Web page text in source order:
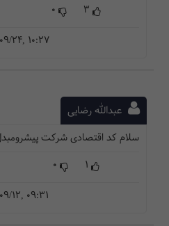
24, 10:27
عبدالله رضایی
سلام کد اقتصادی شرکت
12, 09:31